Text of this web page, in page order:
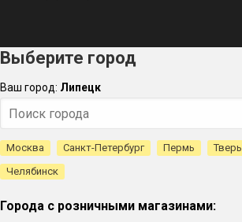
Выберите город
Ваш город: Липецк
Москва Санкт-Петербург Пермь Тверь
Челябинск
Города с розничными магазинами: